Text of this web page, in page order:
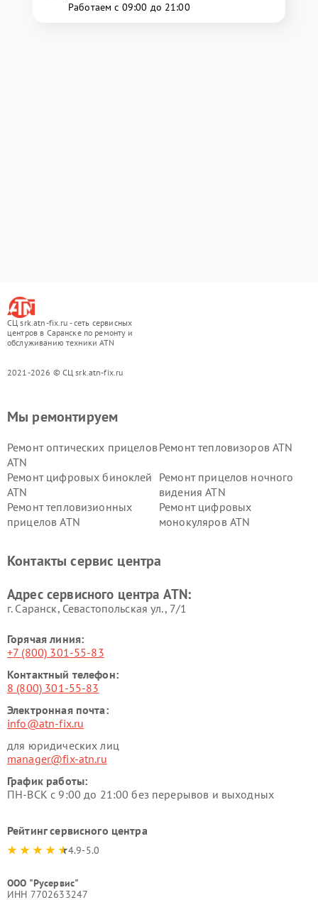
Работаем с 09:00 до 21:00
СЦ srk.atn-fix.ru - сеть сервисных
центров в Саранске по ремонту и
обслуживанию техники ATN
2021-2026 © СЦ srk.atn-fix.ru
Мы ремонтируем
Ремонт оптических прицелов
ATN
Ремонт тепловизоров ATN
Ремонт цифровых биноклей
ATN
Ремонт прицелов ночного
видения ATN
Ремонт тепловизионных
прицелов ATN
Ремонт цифровых
монокуляров ATN
Контакты сервис центра
Адрес сервисного центра ATN:
г. Саранск, Севастопольская ул., 7/1
Горячая линия:
+7 (800) 301-55-83
Контактный телефон:
8 (800) 301-55-83
Электронная почта:
info@atn-fix.ru
для юридических лиц
manager@fix-atn.ru
График работы:
ПН-ВСК с 9:00 до 21:00 без перерывов и выходных
Рейтинг сервисного центра
4.9-5.0
ООО "Русервис"
ИНН 7702633247